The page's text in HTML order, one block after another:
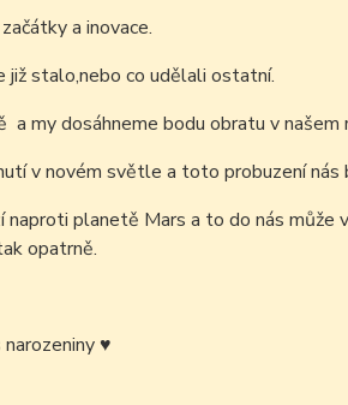
a inovace.
již stalo,nebo co udělali ostatní.
my dosáhneme bodu obratu v našem
v novém světle a toto probuzení nás
naproti planetě Mars a to do nás
opatrně.
♥